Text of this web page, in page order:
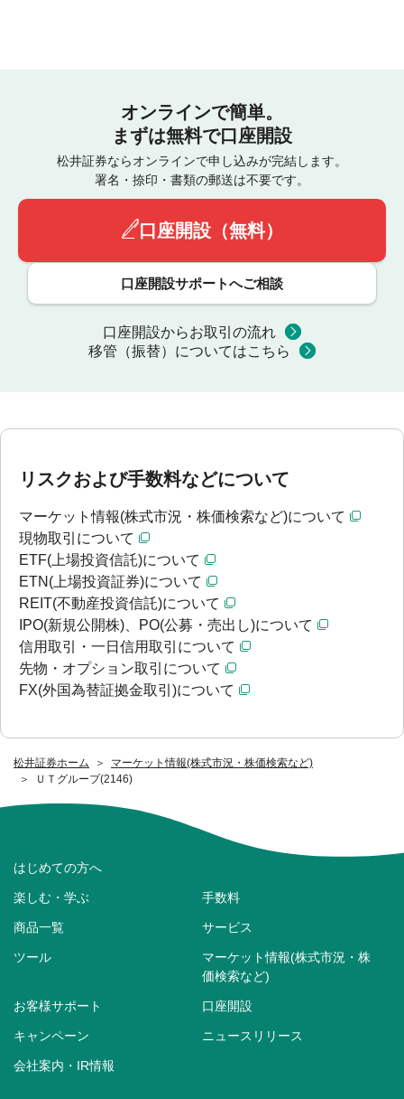
松井証券ホーム
マーケット情報(株式市況・株価検索など)
ＵＴグループ(2146)
オンラインで簡単。
まずは無料で口座開設
松井証券ならオンラインで申し込みが完結します。
署名・捺印・書類の郵送は不要です。
口座開設（無料）
口座開設サポートへご相談
口座開設からお取引の流れ
移管（振替）についてはこちら
リスクおよび手数料などについて
マーケット情報(株式市況・株価検索など)について
現物取引について
ETF(上場投資信託)について
ETN(上場投資証券)について
REIT(不動産投資信託)について
IPO(新規公開株)、PO(公募・売出し)について
信用取引・一日信用取引について
先物・オプション取引について
FX(外国為替証拠金取引)について
はじめての方へ
楽しむ・学ぶ 手数料
商品一覧 サービス
ツール
マーケット情報(株式市況・株
価検索など)
お客様サポート 口座開設
キャンペーン ニュースリリース
会社案内・IR情報